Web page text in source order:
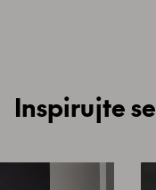
Inspirujte se